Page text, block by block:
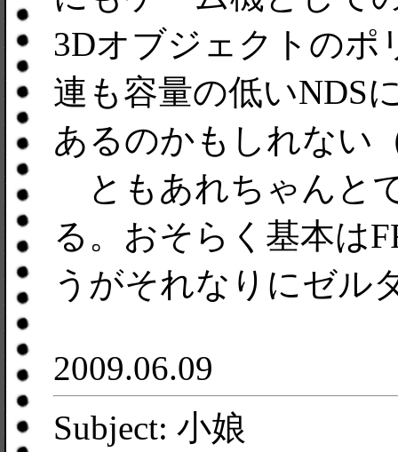
3Dオブジェクトのポ
連も容量の低いNDS
あるのかもしれない
ともあれちゃんと
る。おそらく基本は
うがそれなりにゼル
2009.06.09
Subject: 小娘